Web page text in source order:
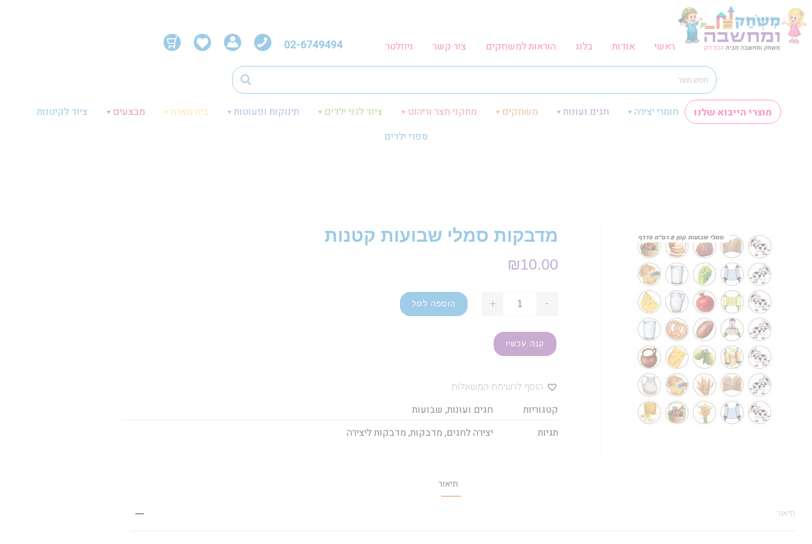
ראשי אודות בלוג הוראות למשחקים צור קשר ניוזלטר 02-6749494
מוצרי הייבוא שלנו חומרי יצירה חגים ועונות משחקים מתקני חצר וריהוט ציוד לגני ילדים תינוקות ופעוטות בית מארח מבצעים
ציוד לקיטנות
ספרי ילדים
מדבקות סמלי שבועות קטנות
₪10.00
-
+ הוספה לסל
קנה עכשיו
הוסף לרשימת המשאלות
קטגוריות
חגים ועונות, שבועות
תגיות
יצירה לחגים, מדבקות, מדבקות ליצירה
תיאור
תיאור